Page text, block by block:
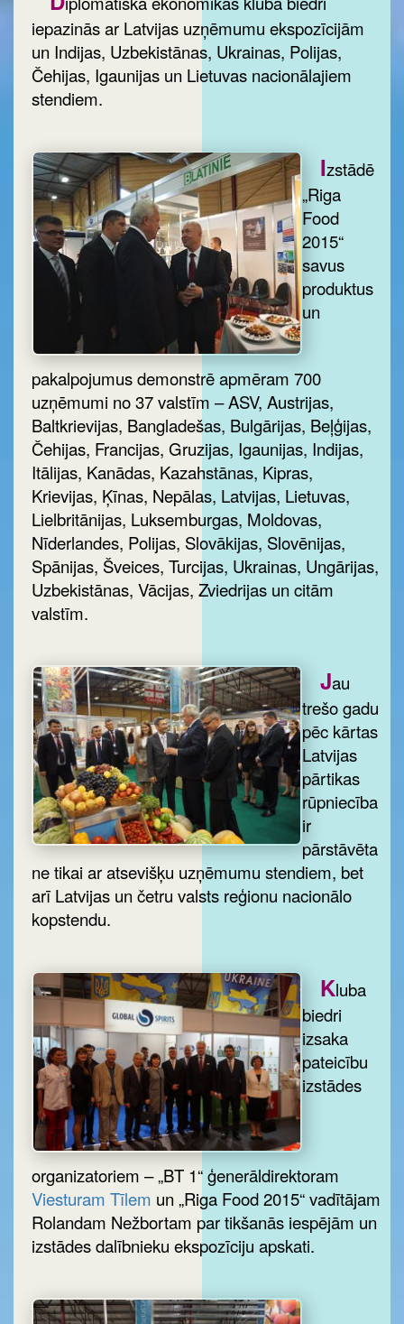
iepazinās ar Latvijas uzņēmumu ekspozīcijām
un Indijas, Uzbekistānas, Ukrainas, Polijas,
Čehijas, Igaunijas un Lietuvas nacionālajiem
stendiem.
Izstādē
„Riga
Food
2015“
savus
produktus
un
pakalpojumus demonstrē apmēram 700
uzņēmumi no 37 valstīm – ASV, Austrijas,
Baltkrievijas, Bangladešas, Bulgārijas, Beļģijas,
Čehijas, Francijas, Gruzijas, Igaunijas, Indijas,
Itālijas, Kanādas, Kazahstānas, Kipras,
Krievijas, Ķīnas, Nepālas, Latvijas, Lietuvas,
Lielbritānijas, Luksemburgas, Moldovas,
Nīderlandes, Polijas, Slovākijas, Slovēnijas,
Spānijas, Šveices, Turcijas, Ukrainas, Ungārijas,
Uzbekistānas, Vācijas, Zviedrijas un citām
valstīm.
Jau
trešo gadu
pēc kārtas
Latvijas
pārtikas
rūpniecība
ir
pārstāvēta
ne tikai ar atsevišķu uzņēmumu stendiem, bet
arī Latvijas un četru valsts reģionu nacionālo
Kluba
biedri
izsaka
pateicību
izstādes
organizatoriem – „BT 1“ ģenerāldirektoram
Viesturam Tīlem un „Riga Food 2015“ vadītājam
Rolandam Nežbortam par tikšanās iespējām un
izstādes dalībnieku ekspozīciju apskati.